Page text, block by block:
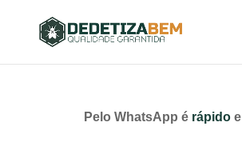
Pelo WhatsApp é rápido